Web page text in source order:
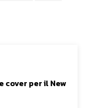
cover per il New